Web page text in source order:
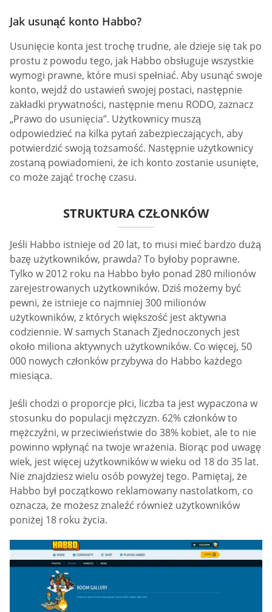
Jak usunąć konto Habbo?
Usunięcie konta jest trochę trudne, ale dzieje się tak po
prostu z powodu tego, jak Habbo obsługuje wszystkie
wymogi prawne, które musi spełniać. Aby usunąć swoje
konto, wejdź do ustawień swojej postaci, następnie
zakładki prywatności, następnie menu RODO, zaznacz
„Prawo do usunięcia”. Użytkownicy muszą
odpowiedzieć na kilka pytań zabezpieczających, aby
potwierdzić swoją tożsamość. Następnie użytkownicy
zostaną powiadomieni, że ich konto zostanie usunięte,
co może zająć trochę czasu.
STRUKTURA CZŁONKÓW
Jeśli Habbo istnieje od 20 lat, to musi mieć bardzo dużą
bazę użytkowników, prawda? To byłoby poprawne.
Tylko w 2012 roku na Habbo było ponad 280 milionów
zarejestrowanych użytkowników. Dziś możemy być
pewni, że istnieje co najmniej 300 milionów
użytkowników, z których większość jest aktywna
codziennie. W samych Stanach Zjednoczonych jest
około miliona aktywnych użytkowników. Co więcej, 50
000 nowych członków przybywa do Habbo każdego
miesiąca.
Jeśli chodzi o proporcje płci, liczba ta jest wypaczona w
stosunku do populacji mężczyzn. 62% członków to
mężczyźni, w przeciwieństwie do 38% kobiet, ale to nie
powinno wpłynąć na twoje wrażenia. Biorąc pod uwagę
wiek, jest więcej użytkowników w wieku od 18 do 35 lat.
Nie znajdziesz wielu osób powyżej tego. Pamiętaj, że
Habbo był początkowo reklamowany nastolatkom, co
oznacza, że możesz znaleźć również użytkowników
poniżej 18 roku życia.